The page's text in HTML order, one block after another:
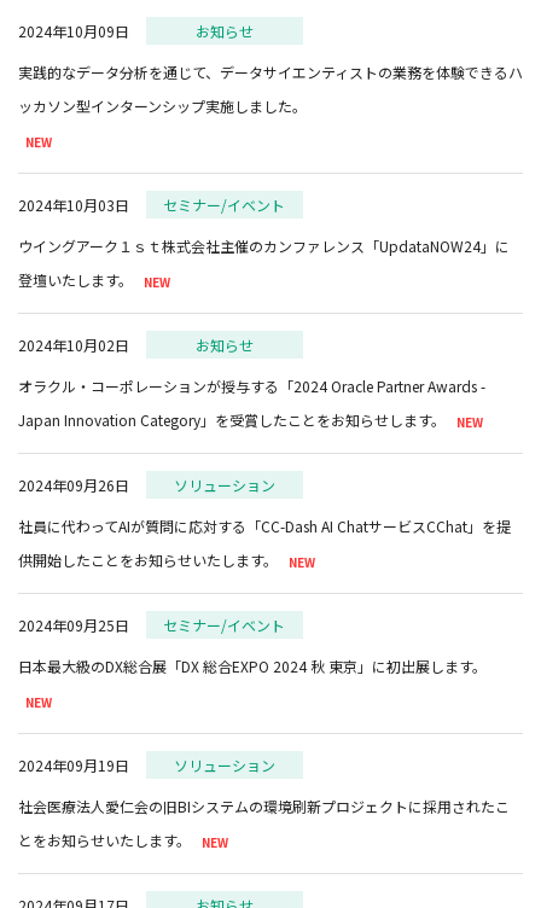
2024年10月09日
お知らせ
実践的なデータ分析を通じて、データサイエンティストの業務を体験できるハ
2024年10月03日
セミナー/イベント
ウイングアーク１ｓｔ株式会社主催のカンファレンス「UpdataNOW24」に
登壇いたします。
2024年10月02日
お知らせ
オラクル・コーポレーションが授与する「2024 Oracle Partner Awards -
Japan Innovation Category」を受賞したことをお知らせします。
2024年09月26日
ソリューション
社員に代わってAIが質問に応対する「CC-Dash AI ChatサービスCChat」を提
供開始したことをお知らせいたします。
2024年09月25日
セミナー/イベント
日本最大級のDX総合展「DX 総合EXPO 2024 秋 東京」に初出展します。
2024年09月19日
ソリューション
社会医療法人愛仁会の旧BIシステムの環境刷新プロジェクトに採用されたこ
とをお知らせいたします。